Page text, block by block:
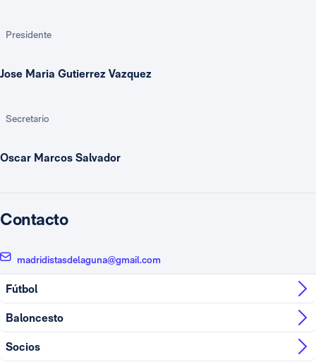
Presidente
Jose Maria Gutierrez Vazquez
Secretario
Oscar Marcos Salvador
Contacto
madridistasdelaguna@gmail.com
Fútbol
Baloncesto
Socios